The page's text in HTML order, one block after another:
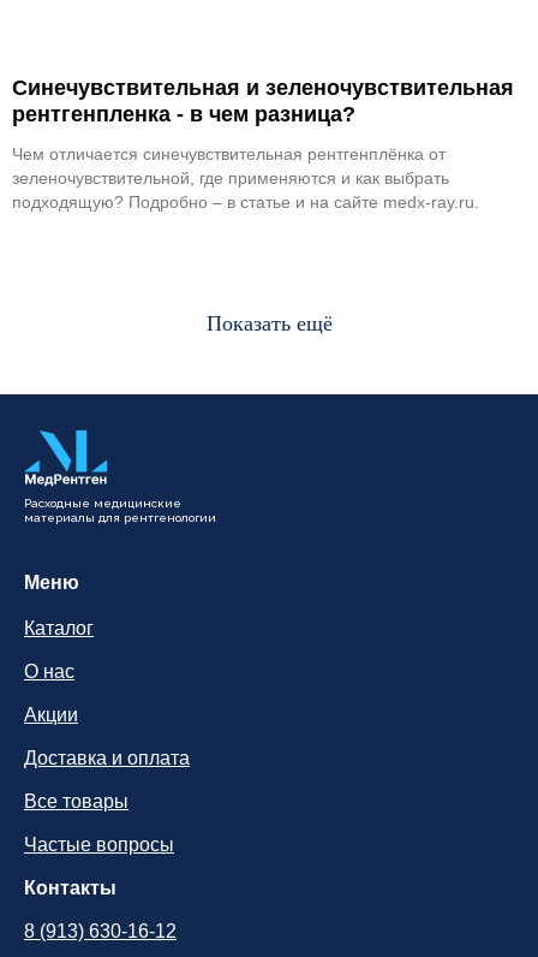
Синечувствительная и зеленочувствительная
рентгенпленка - в чем разница?
Чем отличается синечувствительная рентгенплёнка от
зеленочувствительной, где применяются и как выбрать
подходящую? Подробно – в статье и на сайте medx-ray.ru.
Показать ещё
Расходные медицинские
материалы для рентгенологии
Меню
Каталог
О нас
Акции
Доставка и оплата
Контакты
8 (913) 630-16-12
Все товары
Частые вопросы